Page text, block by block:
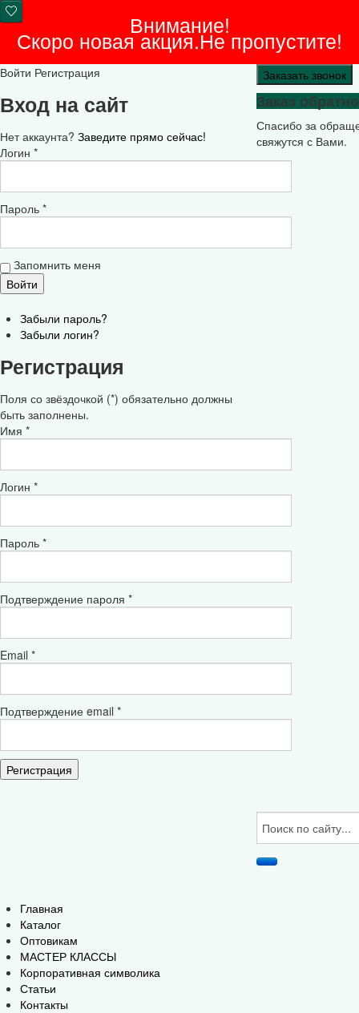
Внимание!
Скоро новая акция.Не пропустите!
Войти Регистрация
Вход на сайт
Нет аккаунта? Заведите прямо сейчас!
Логин *
Пароль *
Запомнить меня
Забыли пароль?
Забыли логин?
Регистрация
Поля со звёздочкой (*) обязательно должны
быть заполнены.
Имя *
Логин *
Пароль *
Подтверждение пароля *
Email *
Подтверждение email *
Регистрация
Заказать звонок
Заказ
Спасибо за
свяжутся с Вами.
Главная
Каталог
Оптовикам
МАСТЕР КЛАССЫ
Корпоративная символика
Статьи
Контакты